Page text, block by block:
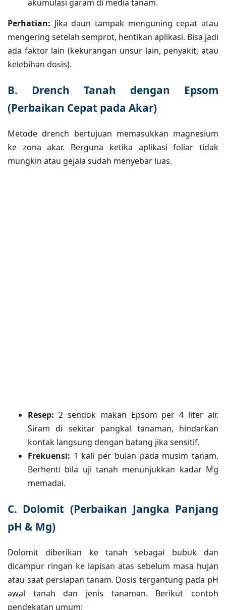
akumulasi garam di media tanam.
Perhatian: Jika daun tampak menguning cepat atau
mengering setelah semprot, hentikan aplikasi. Bisa jadi
ada faktor lain (kekurangan unsur lain, penyakit, atau
kelebihan dosis).
B. Drench Tanah dengan Epsom
(Perbaikan Cepat pada Akar)
Metode drench bertujuan memasukkan magnesium
ke zona akar. Berguna ketika aplikasi foliar tidak
mungkin atau gejala sudah menyebar luas.
Resep: 2 sendok makan Epsom per 4 liter air.
Siram di sekitar pangkal tanaman, hindarkan
kontak langsung dengan batang jika sensitif.
Frekuensi: 1 kali per bulan pada musim tanam.
Berhenti bila uji tanah menunjukkan kadar Mg
memadai.
C. Dolomit (Perbaikan Jangka Panjang
pH & Mg)
Dolomit diberikan ke tanah sebagai bubuk dan
dicampur ringan ke lapisan atas sebelum masa hujan
atau saat persiapan tanam. Dosis tergantung pada pH
awal tanah dan jenis tanaman. Berikut contoh
pendekatan umum: